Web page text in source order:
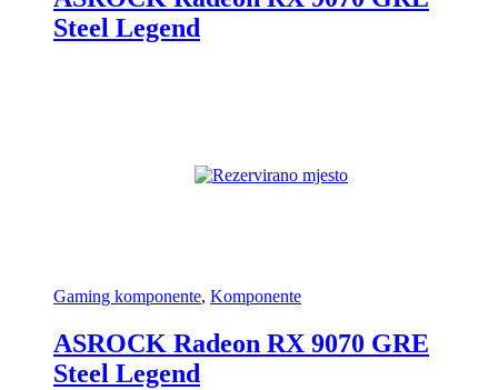
Steel Legend
Gaming komponente, Komponente
ASROCK Radeon RX 9070 GRE
Steel Legend